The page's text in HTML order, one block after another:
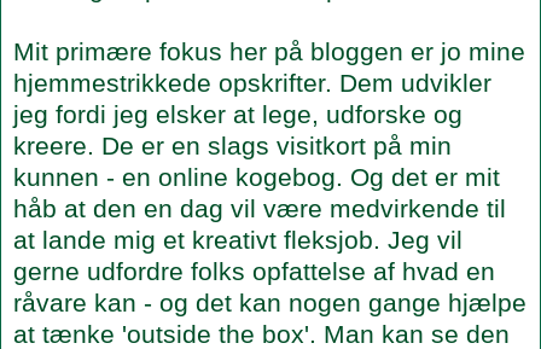
Mit primære fokus her på bloggen er jo mine
hjemmestrikkede opskrifter. Dem udvikler
jeg fordi jeg elsker at lege, udforske og
kreere. De er en slags visitkort på min
kunnen - en online kogebog. Og det er mit
håb at den en dag vil være medvirkende til
at lande mig et kreativt fleksjob. Jeg vil
gerne udfordre folks opfattelse af hvad en
råvare kan - og det kan nogen gange hjælpe
at tænke 'outside the box'. Man kan se den